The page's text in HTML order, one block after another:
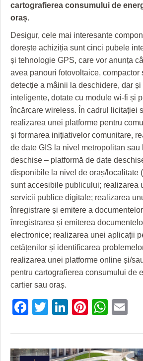
FARMACII DIN TIMIŞOARA
HARTA TIMIŞOAREI
LICEE, ŞCOLI ŞI GRĂDINIŢE DIN TIMIŞ
PRIMĂRIILE DIN TIMIŞ
SFATURI JURIDICE
cartografierea consumului de
oraș.
Desigur, cele mai interesante
dorește achiziția sunt cinci pubele
și tehnologie GPS, care vor anunța
avea panouri fotovoltaice, compactor
detecție a mâinii la deschidere, dar
inteligente, dotate cu module wi-fi și
încărcare wireless. În cadrul licitației
realizarea unei platforme pentru
și formarea inițiativelor comunitare,
de date GIS la nivel metropolitan sau
deschise – platformă de date
disponibile la nivel de oraș/localitate
sunt accesibile publicului; realizarea
servicii publice digitale; realizarea
înregistrare și emitere a
înregistrarea și emiterea
electronice; realizarea unei aplicații
cetățenilor și identificarea
realizarea unei platforme online și/
pentru cartografierea consumului de
cartier sau oraș.
Facebook
Twitter
LinkedIn
Pinterest